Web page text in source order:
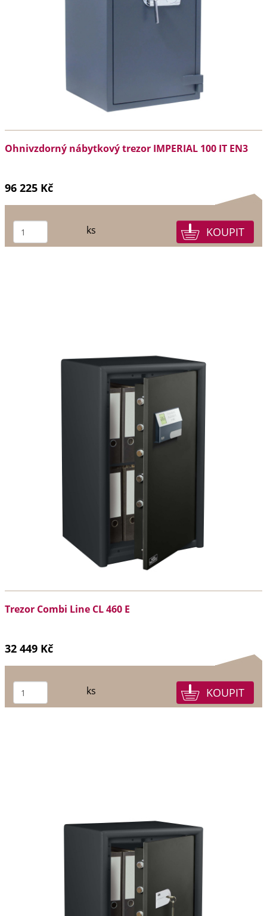
Ohnivzdorný nábytkový trezor IMPERIAL 100 IT EN3
96 225 Kč
ks
Trezor Combi Line CL 460 E
32 449 Kč
ks